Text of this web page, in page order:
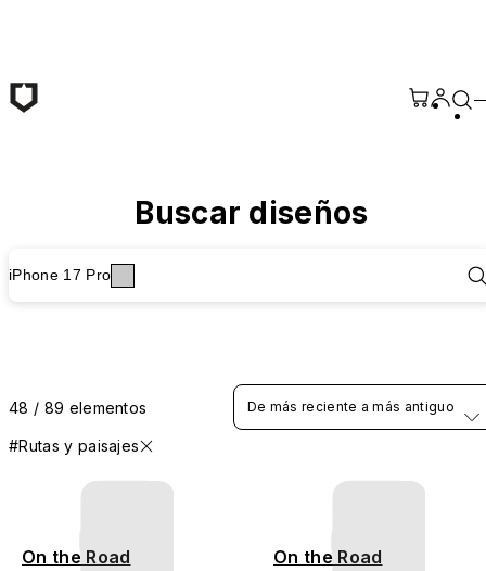
Buscar diseños
iPhone 17 Pro
48 / 89 elementos
#Rutas y paisajes
De más reciente a más antiguo
On the Road On the Road